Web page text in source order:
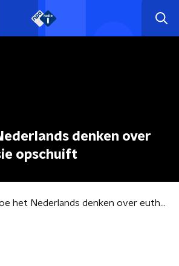
denken over
opschuift
Hoe het Nederlands denken over euthanasie opschuift